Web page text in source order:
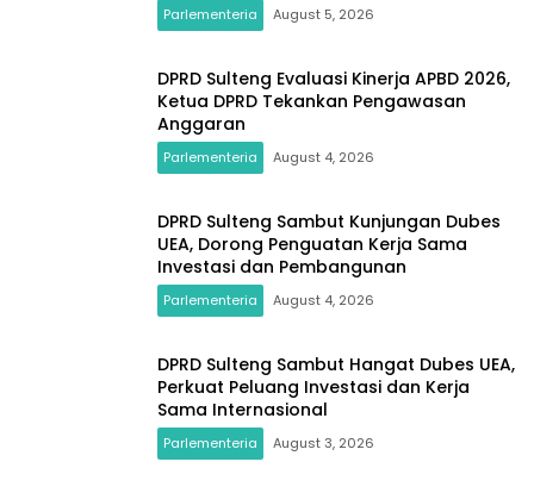
Parlementeria August 5, 2026
DPRD Sulteng Evaluasi Kinerja APBD 2026,
Ketua DPRD Tekankan Pengawasan
Anggaran
Parlementeria August 4, 2026
DPRD Sulteng Sambut Kunjungan Dubes
UEA, Dorong Penguatan Kerja Sama
Investasi dan Pembangunan
Parlementeria August 4, 2026
DPRD Sulteng Sambut Hangat Dubes UEA,
Perkuat Peluang Investasi dan Kerja
Sama Internasional
Parlementeria August 3, 2026